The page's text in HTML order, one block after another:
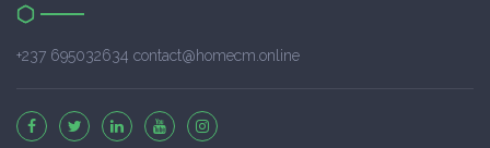
+237 695032634 contact@homecm.online